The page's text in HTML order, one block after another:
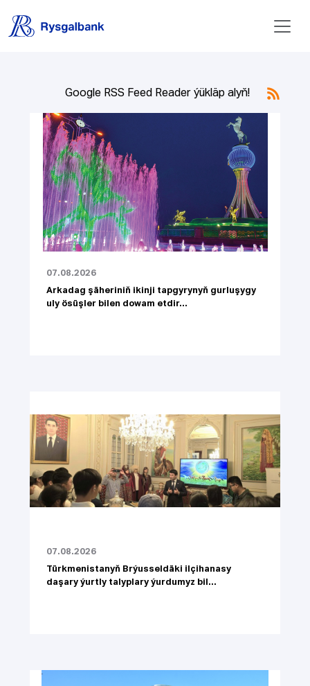
Google RSS Feed Reader ýükläp alyň!
07.08.2026
Arkadag şäheriniň ikinji tapgyrynyň gurluşygy
uly ösüşler bilen dowam etdir...
07.08.2026
Türkmenistanyň Brýusseldäki ilçihanasy
daşary ýurtly talyplary ýurdumyz bil...